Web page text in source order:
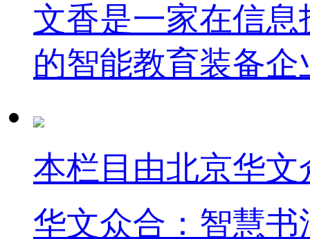
文香是一家在信
的智能教育装备企
本栏目由北京华
华文众合：智慧